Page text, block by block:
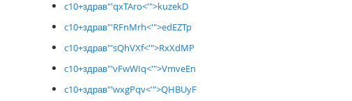
c10+здрав"'qxTAro<'">kuzekD
c10+здрав"'RFnMrh<'">edEZTp
c10+здрав"'sQhVXf<'">RxXdMP
c10+здрав"'vFwWIq<'">VmveEn
c10+здрав"'wxgPqv<'">QHBUyF